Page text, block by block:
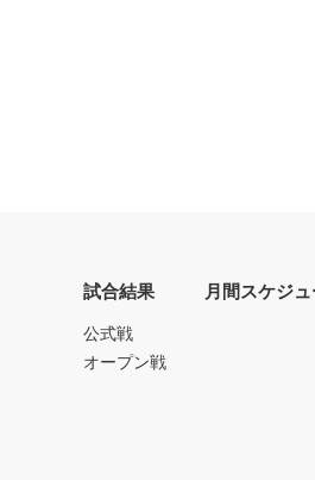
試合結果
公式戦
オープン戦
月間スケジ